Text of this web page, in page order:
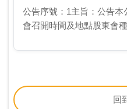
公告序號：1主旨：公告本
會召開時間及地點股東會
日：102/04/26公告內容：
回